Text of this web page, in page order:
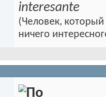
interesante
(Человек, который
ничего